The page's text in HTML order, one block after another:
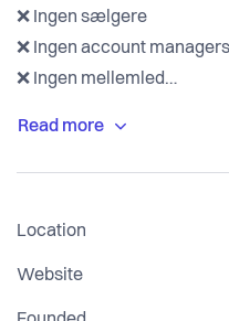
❌ Ingen sælgere
❌ Ingen account managers
❌ Ingen mellemled
samme, du sparrer med –
Alt, vi gør, er forankret i
Location
Website